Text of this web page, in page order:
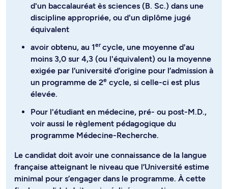
d'un baccalauréat ès sciences (B. Sc.) dans une
discipline appropriée, ou d'un diplôme jugé
équivalent
avoir obtenu, au 1ercycle, une moyenne d'au
moins 3,0 sur 4,3 (ou l'équivalent) ou la moyenne
exigée par l’université d’origine pour l’admission à
un programme de 2e cycle, si celle-ci est plus
élevée.
Pour l'étudiant en médecine, pré- ou post-M.D.,
voir aussi le règlement pédagogique du
programme Médecine-Recherche.
Le candidat doit avoir une connaissance de la langue
française atteignant le niveau que l’Université estime
minimal pour s’engager dans le programme. À cette